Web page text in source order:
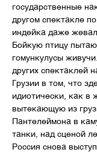
государственные
другом спектакле
индейка даже
Бойкую птицу
гомункулусы
других спектаклей
Грузии в том, что
идиотически, как в
вытекающую из
Пантелеймона в
танки, над сценой
Россия снова